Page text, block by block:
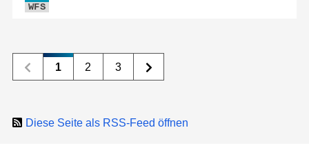
WFS
1 2 3
Diese Seite als RSS-Feed öffnen